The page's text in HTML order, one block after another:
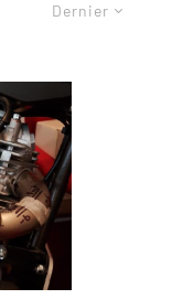
Dernier